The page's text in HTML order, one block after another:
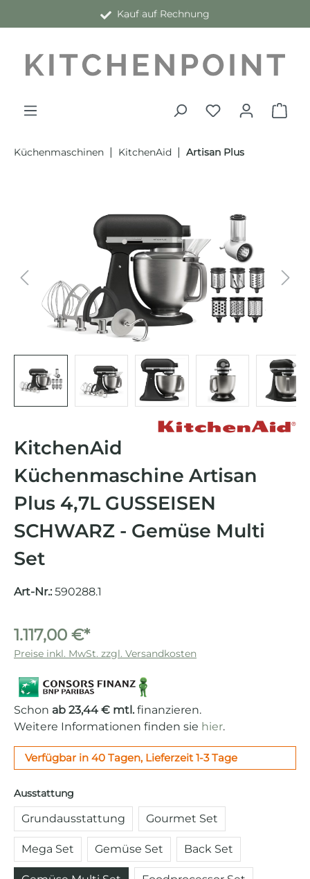
Kauf auf Rechnung
Küchenmaschinen | KitchenAid | Artisan Plus
KitchenAid
Küchenmaschine Artisan
Plus 4,7L GUSSEISEN
SCHWARZ - Gemüse Multi
Set
Art-Nr.: 590288.1
1.117,00 €*
Preise inkl. MwSt. zzgl. Versandkosten
Schon ab 23,44 € mtl. finanzieren.
Weitere Informationen finden sie hier.
Verfügbar in 40 Tagen, Lieferzeit 1-3 Tage
Ausstattung
Grundausstattung Gourmet Set
Mega Set Gemüse Set Back Set